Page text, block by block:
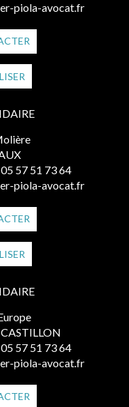
piola-avocat.fr
05 57 51 73 64
piola-avocat.fr
05 57 51 73 64
piola-avocat.fr